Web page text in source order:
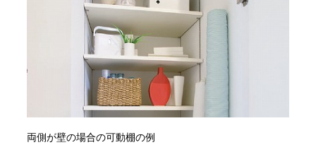
両側が壁の場合の可動棚の例